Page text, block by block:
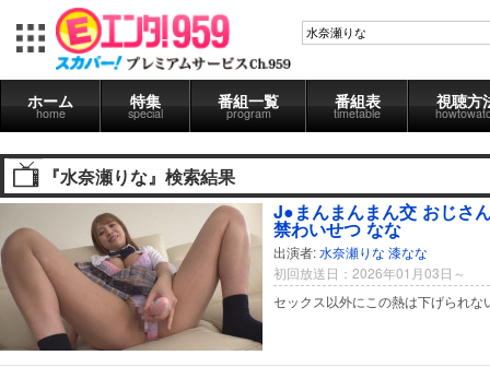
ホーム
home
特集
special
番組一覧
program
番組表
timetable
視聴方
『水奈瀬りな』検索結果
J●まんまんまん交 おじさ
禁わいせつ なな
出演者:水奈瀬りな 漆なな
初回放送日：2026年01月03日～
セックス以外にこの熱は下げられな